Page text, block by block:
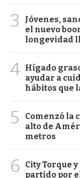
3
Jóvenes,
el nuevo
longevidad
4 Hígado
ayudar a
hábitos que
5
Comenzó la
alto de
metros
6
City Torque
partido por